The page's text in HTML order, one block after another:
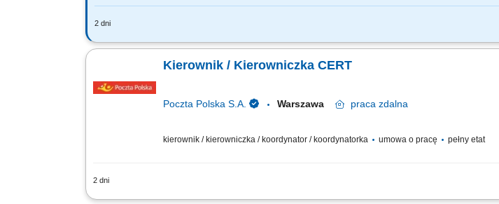
2 dni
Zadania, które na Ciebie czekają: Identify opportunities to automate and standardize
Kierownik / Kierowniczka CERT
Poczta Polska S.A. Warszawa praca zdalna
kierownik / kierowniczka / koordynator / koordynatorka umowa o pracę pełny etat
2 dni
Poszukujemy doświadczonego Kierownika CERT, który będzie odpowiadał za